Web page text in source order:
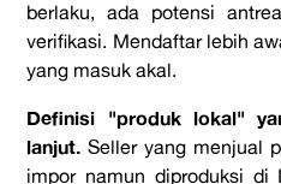
berlaku, ada potensi
verifikasi. Mendaftar lebih
yang masuk akal.
Definisi "produk lokal"
lanjut. Seller yang menjual
impor namun diproduksi di